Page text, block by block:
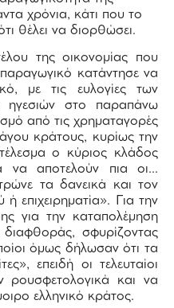
χρόνια, κάτι που το
θέλει να διορθώσει.
της οικονομίας που
κατάντησε να
με τις ευλογίες των
ηγεσιών στο παραπάνω
από τις χρηματαγορές
κράτους, κυρίως την
ο κύριος κλάδος
να αποτελούν πια οι…
τα δανεικά και τον
επιχειρηματία». Για την
για την καταπολέμηση
σφυρίζοντας
όμως δήλωσαν ότι τα
επειδή οι τελευταίοι
και να
ελληνικό κράτος.